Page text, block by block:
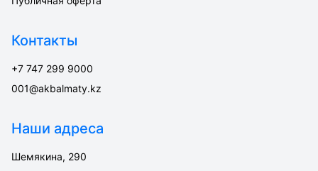
Контакты
+7 747 299 9000
001@akbalmaty.kz
Наши адреса
Шемякина, 290